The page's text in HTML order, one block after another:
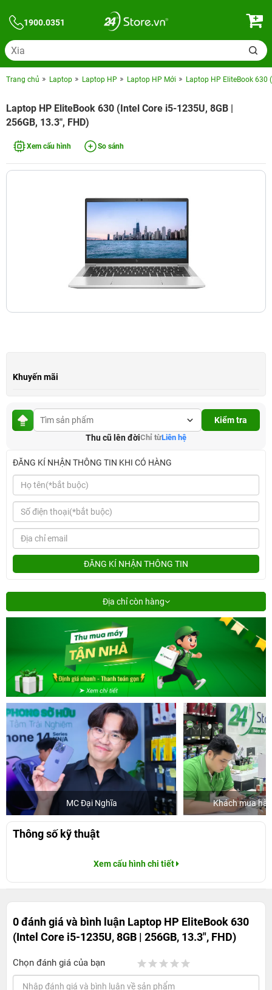
1900.0351
Trang chủ Laptop Laptop HP Laptop HP Mới Laptop HP EliteBook 630
Laptop HP EliteBook 630 (Intel Core i5-1235U, 8GB |
256GB, 13.3", FHD)
Xem cấu hình So sánh
Khuyến mãi
Kiểm tra
Thu cũ lên đờiChỉ từLiên hệ
ĐĂNG KÍ NHẬN THÔNG TIN KHI CÓ HÀNG
ĐĂNG KÍ NHẬN THÔNG TIN
Địa chỉ còn hàng
Đại Nghĩa Khách mua hàng tại 24hStore
Thông số kỹ thuật
Xem cấu hình chi tiết
0 đánh giá và bình luận Laptop HP EliteBook 630
(Intel Core i5-1235U, 8GB | 256GB, 13.3", FHD)
Chọn đánh giá của bạn